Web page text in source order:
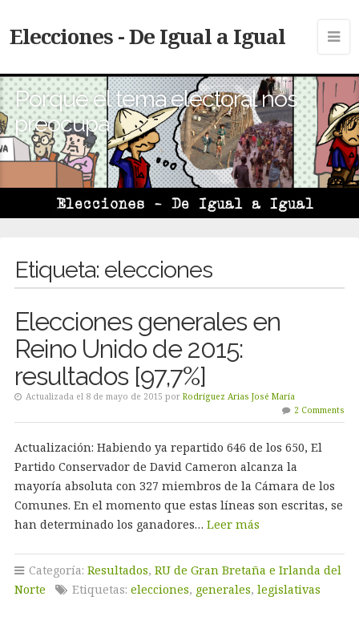
Elecciones - De Igual a Igual
Porque el tema electoral nos
preocupa
Etiqueta: elecciones
Elecciones generales en
Reino Unido de 2015:
resultados [97,7%]
Actualizada el 8 de mayo de 2015 por Rodríguez Arias José María
2 Comments
Actualización: Habiendo ya repartido 646 de los 650, El
Partido Conservador de David Cameron alcanza la
mayoría absoluta con 327 miembros de la Cámara de los
Comunes. En el momento que estas líneas son escritas, se
han determinado los ganadores… Leer más
Categoría: Resultados, RU de Gran Bretaña e Irlanda del
Norte
Etiquetas: elecciones, generales, legislativas